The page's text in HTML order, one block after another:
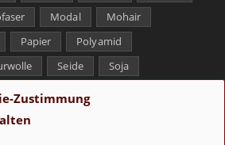
Zustimmung
Modal
Mohair
Papier
Polyamid
Seide
Soja